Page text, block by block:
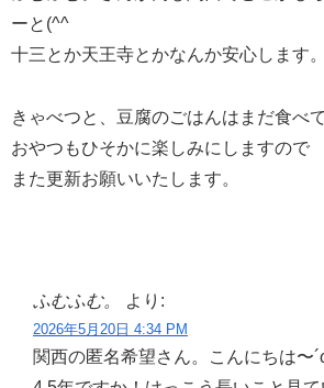
ーと(^^
十三とか天王寺とかなんか安心します。
きゃべつと、豆腐のごはんはまだ食べ
おやつもひそかに楽しみにしますので
また更新お願いいたします。
ふむふむ。 より:
2026年5月20日 4:34 PM
関西の匿名希望さん。こんにちは〜